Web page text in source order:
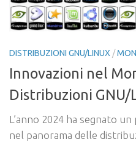
DISTRIBUZIONI GNU/LINUX /
Innovazioni nel
Distribuzioni GNU/
L’anno 2024 ha segnato
nel panorama delle